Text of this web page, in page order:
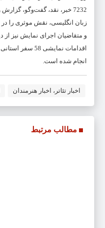
زبان انگلیسی، نقش موثری را
اقدامات
انجام شده است.
اخبار تئاتر، اخبار هنرمندان
مطالب مرتبط